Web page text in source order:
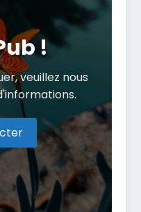
!
veuillez nous